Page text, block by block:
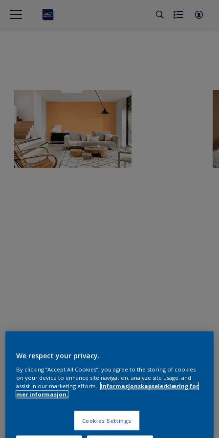
We respect your privacy.
By clicking “Accept All Cookies”, you agree to the storing of cookies
on your device to enhance site navigation, analyze site usage, and
assist in our marketing efforts.
Informasjonskapselerklæring for
mer informasjon.
Cookies Settings